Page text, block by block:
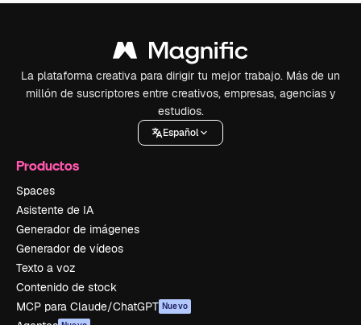
La plataforma creativa para dirigir tu mejor trabajo. Más de un
millón de suscriptores entre creativos, empresas, agencias y
estudios.
Español
Productos
Spaces
Asistente de IA
Generador de imágenes
Generador de vídeos
Texto a voz
Contenido de stock
MCP para Claude/ChatGPT Nuevo